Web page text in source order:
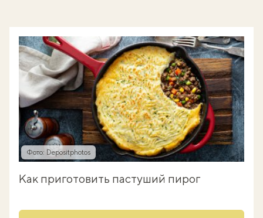
Фото: Depositphotos
Как приготовить пастуший пирог